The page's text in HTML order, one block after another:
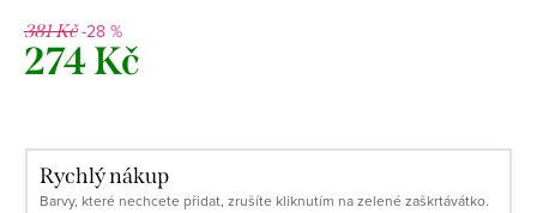
381 Kč-28 %
274 Kč
Rychlý nákup
Barvy, které nechcete přidat, zrušíte kliknutím na zelené zaškrtávátko.